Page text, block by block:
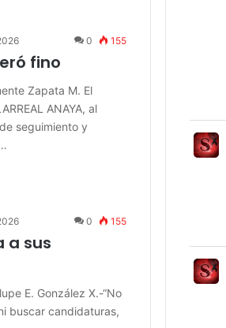
0 155
fino
Zapata M. El
ANAYA, al
seguimiento y
0 155
a sus
E. González X.-“No
buscar candidaturas,